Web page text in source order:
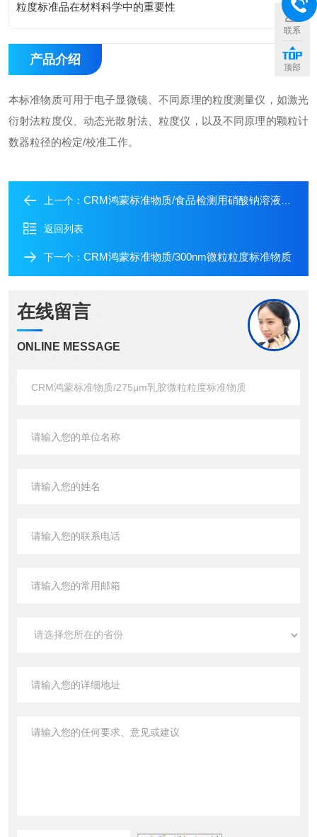
粒度标准品在材料科学中的重要性
产品介绍
本标准物质可用于电子显微镜、不同原理的粒度测量仪，如激光
衍射法粒度仪、动态光散射法、粒度仪，以及不同原理的颗粒计
数器粒径的检定/校准工作。
上一个： CRM鸿蒙标准物质/食品检测用硝酸钠溶液标准物质200μg/mL20mL
返回列表
下一个： CRM鸿蒙标准物质/300nm微粒粒度标准物质
在线留言
ONLINE MESSAGE
联系
顶部